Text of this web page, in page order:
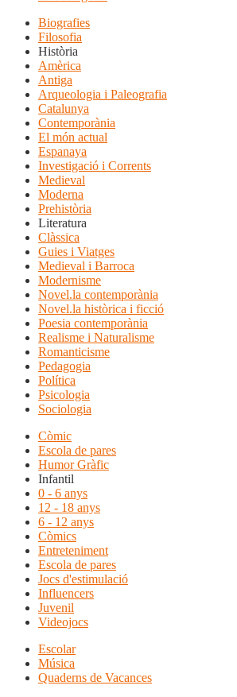
Biografies
Filosofia
Història
Amèrica
Antiga
Arqueologia i Paleografia
Catalunya
Contemporània
El món actual
Espanaya
Investigació i Corrents
Medieval
Moderna
Prehistòria
Literatura
Clàssica
Guies i Viatges
Medieval i Barroca
Modernisme
Novel.la contemporània
Novel.la històrica i ficció
Poesia contemporània
Realisme i Naturalisme
Romanticisme
Pedagogia
Política
Psicologia
Sociologia
Còmic
Escola de pares
Humor Gràfic
Infantil
0 - 6 anys
12 - 18 anys
6 - 12 anys
Còmics
Entreteniment
Escola de pares
Jocs d'estimulació
Influencers
Juvenil
Videojocs
Escolar
Música
Quaderns de Vacances